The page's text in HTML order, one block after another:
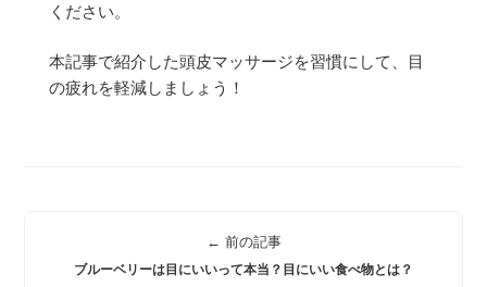
ください。
本記事で紹介した頭皮マッサージを習慣にして、目
の疲れを軽減しましょう！
← 前の記事
ブルーベリーは目にいいって本当？目にいい食べ物とは？